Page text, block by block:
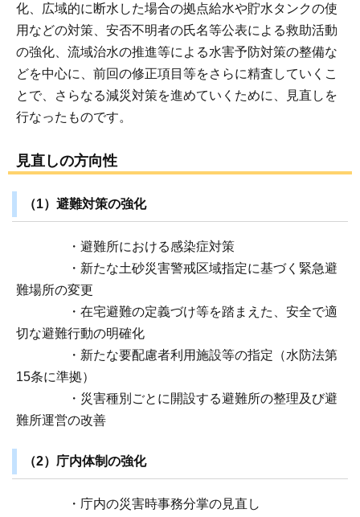
化、広域的に断水した場合の拠点給水や貯水タンクの使
用などの対策、安否不明者の氏名等公表による救助活動
の強化、流域治水の推進等による水害予防対策の整備な
どを中心に、前回の修正項目等をさらに精査していくこ
とで、さらなる減災対策を進めていくために、見直しを
行なったものです。
見直しの方向性
（1）避難対策の強化
・避難所における感染症対策
・新たな土砂災害警戒区域指定に基づく緊急避
難場所の変更
・在宅避難の定義づけ等を踏まえた、安全で適
切な避難行動の明確化
・新たな要配慮者利用施設等の指定（水防法第
15条に準拠）
・災害種別ごとに開設する避難所の整理及び避
難所運営の改善
（2）庁内体制の強化
・庁内の災害時事務分掌の見直し